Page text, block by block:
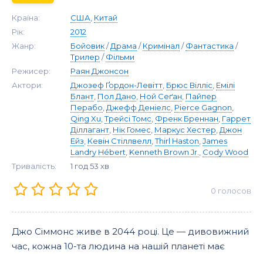
Країна: США Китай
Рік:
2012
Жанр:
Бойовик/Драма /Кримінал /Фантастика /
Трилер /Фільми
Режисер:
Раян Джонсон
Актори:
Джозеф Ґордон-Левітт Брюс Вілліс Емілі
Блант Пол Дано Ной Сеґан Пайпер
Перабо Джефф Деніелс Pierce Gagnon
Qing Xu ,Трейсі Томс Френк Бреннан Гаррет
Діллагант Нік Гомес Маркус Хестер Джон
Ейз Кевін Стіллвелл ,Thirl Haston James
Landry Hébert Kenneth Brown Jr.
Cody Wood
Тривалість:
1 год 53 хв
0 голосов
Джо Сіммонс живе в 2044 році. Це — дивовижний
час, кожна 10-та людина на нашій планеті має